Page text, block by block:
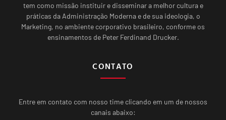
tem como missão instituir e disseminar a melhor cultura e
práticas da Administração Moderna e de sua ideologia, o
Marketing, no ambiente corporativo brasileiro, conforme os
ensinamentos de Peter Ferdinand Drucker.
CONTATO
Entre em contato com nosso time clicando em um de nossos
canais abaixo: